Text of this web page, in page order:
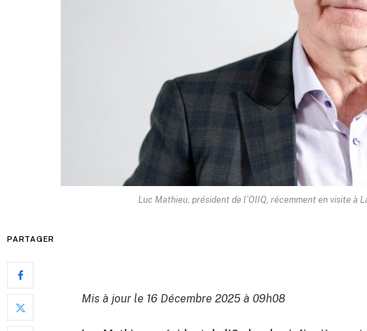
Luc Mathieu, président de l’OIIQ, récemment en visite à
PARTAGER
Mis à jour le 16 Décembre 2025 à 09h08